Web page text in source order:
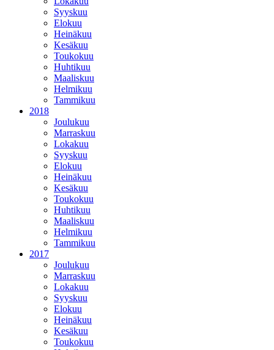
Syyskuu
Elokuu
Heinäkuu
Kesäkuu
Toukokuu
Huhtikuu
Maaliskuu
Helmikuu
Tammikuu
2018
Joulukuu
Marraskuu
Lokakuu
Syyskuu
Elokuu
Heinäkuu
Kesäkuu
Toukokuu
Huhtikuu
Maaliskuu
Helmikuu
Tammikuu
2017
Joulukuu
Marraskuu
Lokakuu
Syyskuu
Elokuu
Heinäkuu
Kesäkuu
Toukokuu